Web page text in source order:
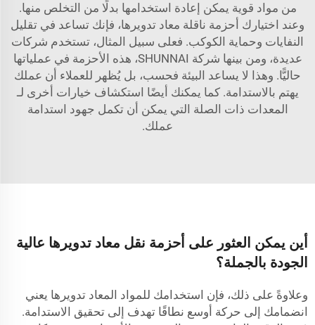
من مواد قوية يمكن إعادة استخدامها بدلًا من التخلص منها.
وعند اختيارك أحزمة ناقلة معاد تدويرها، فإنك تساعد في تقليل
النفايات وحماية الكوكب. فعلى سبيل المثال، تستخدم شركات
عديدة، ومن بينها شركة SHUNNAI، هذه الأحزمة في عملياتها
حاليًّا. وهذا لا يساعد البيئة فحسب، بل يُظهر للعملاء أن عملك
يهتم بالاستدامة. كما يمكنك أيضًا استكشاف خيارات أخرى لـ
المعدات ذات الصلة التي يمكن أن تكمل جهود استدامة
عملك.
أين يمكن العثور على أحزمة نقل معاد تدويرها عالية
الجودة بالجملة؟
وعلاوةً على ذلك، فإن استخدامك للمواد المعاد تدويرها يعني
انضمامك إلى حركة أوسع نطاقًا تهدف إلى تحقيق الاستدامة.